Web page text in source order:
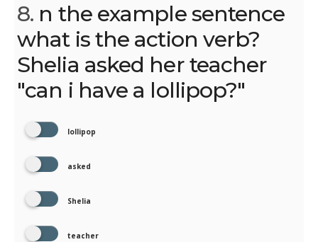
8. n the example sentence
what is the action verb?
Shelia asked her teacher
"can i have a lollipop?"
lollipop
asked
Shelia
teacher